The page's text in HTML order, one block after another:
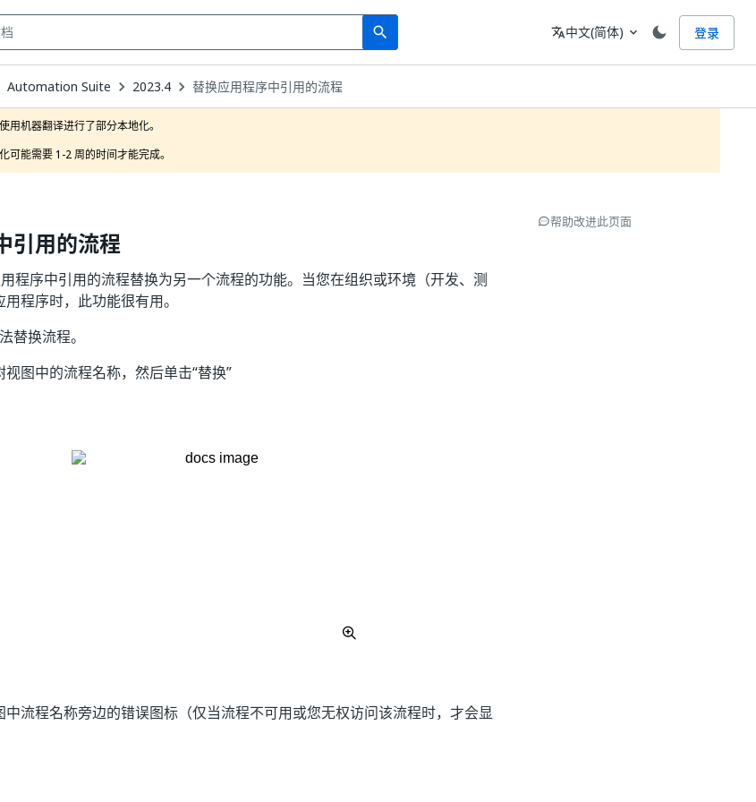
search
Search 语言
translate中文(简体) expand_more 登录
Automation Suite 2023.4 替换应用程序中引用的流程
用机器翻译进行了部分本地化。
可能需要 1-2 周的时间才能完成。
引用的流程
程序中引用的流程替换为另一个流程的功能。当您在组织或环境（开发、测
程序时，此功能很有用。
替换流程。
图中的流程名称，然后单击“替换”
中流程名称旁边的错误图标（仅当流程不可用或您无权访问该流程时，才会显
帮助改进此页面